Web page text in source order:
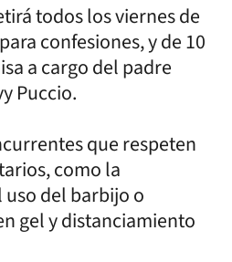
todos los viernes de
confesiones, y de 10
a cargo del padre
Puccio.
que respeten
como la
del barbijo o
gel y distanciamiento